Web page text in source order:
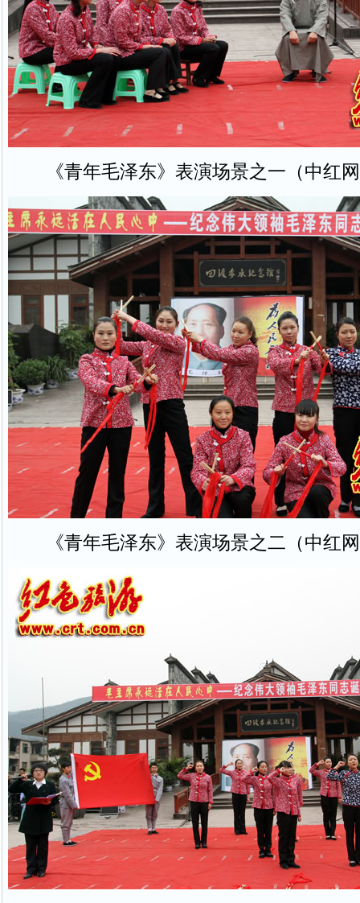
《青年毛泽东》表演场景之一（中红
《青年毛泽东》表演场景之二（中红